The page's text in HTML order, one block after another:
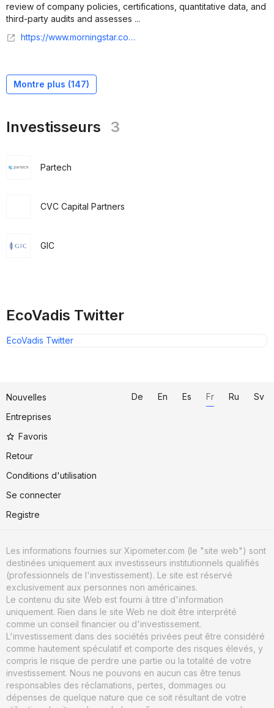
review of company policies, certifications, quantitative data, and
third-party audits and assesses ...
https://www.morningstar.com/news/business-wire/20260415914118/eaton-earns-prestigious-gold-medal-rating-from-ecovadis-for-sustainability-management-maturity
Montre plus (147)
Investisseurs 3
Partech
CVC Capital Partners
GIC
EcoVadis Twitter
EcoVadis Twitter
Nouvelles
Entreprises
Favoris
Retour
Conditions d'utilisation
Se connecter
Registre
De En Es Fr Ru Sv
Les informations fournies sur Xipometer.com (le "site web") sont
destinées uniquement aux investisseurs institutionnels qualifiés
(professionnels de l'investissement). Le site est réservé
exclusivement aux personnes non américaines.
Le contenu du site Web est fourni à titre d'information
uniquement. Rien dans le site Web ne doit être interprété
comme un conseil financier ou d'investissement.
L'investissement dans des sociétés privées peut être considéré
comme hautement spéculatif et comporte des risques élevés, y
compris le risque de perdre une partie ou la totalité de votre
investissement. Nous ne pouvons en aucun cas être tenus
responsables des réclamations, pertes, dommages ou
dépenses de quelque nature que ce soit résultant de votre